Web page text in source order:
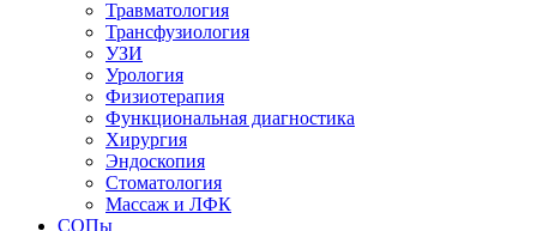
Травматология
Трансфузиология
УЗИ
Урология
Физиотерапия
Функциональная диагностика
Хирургия
Эндоскопия
Стоматология
Массаж и ЛФК
СОПы